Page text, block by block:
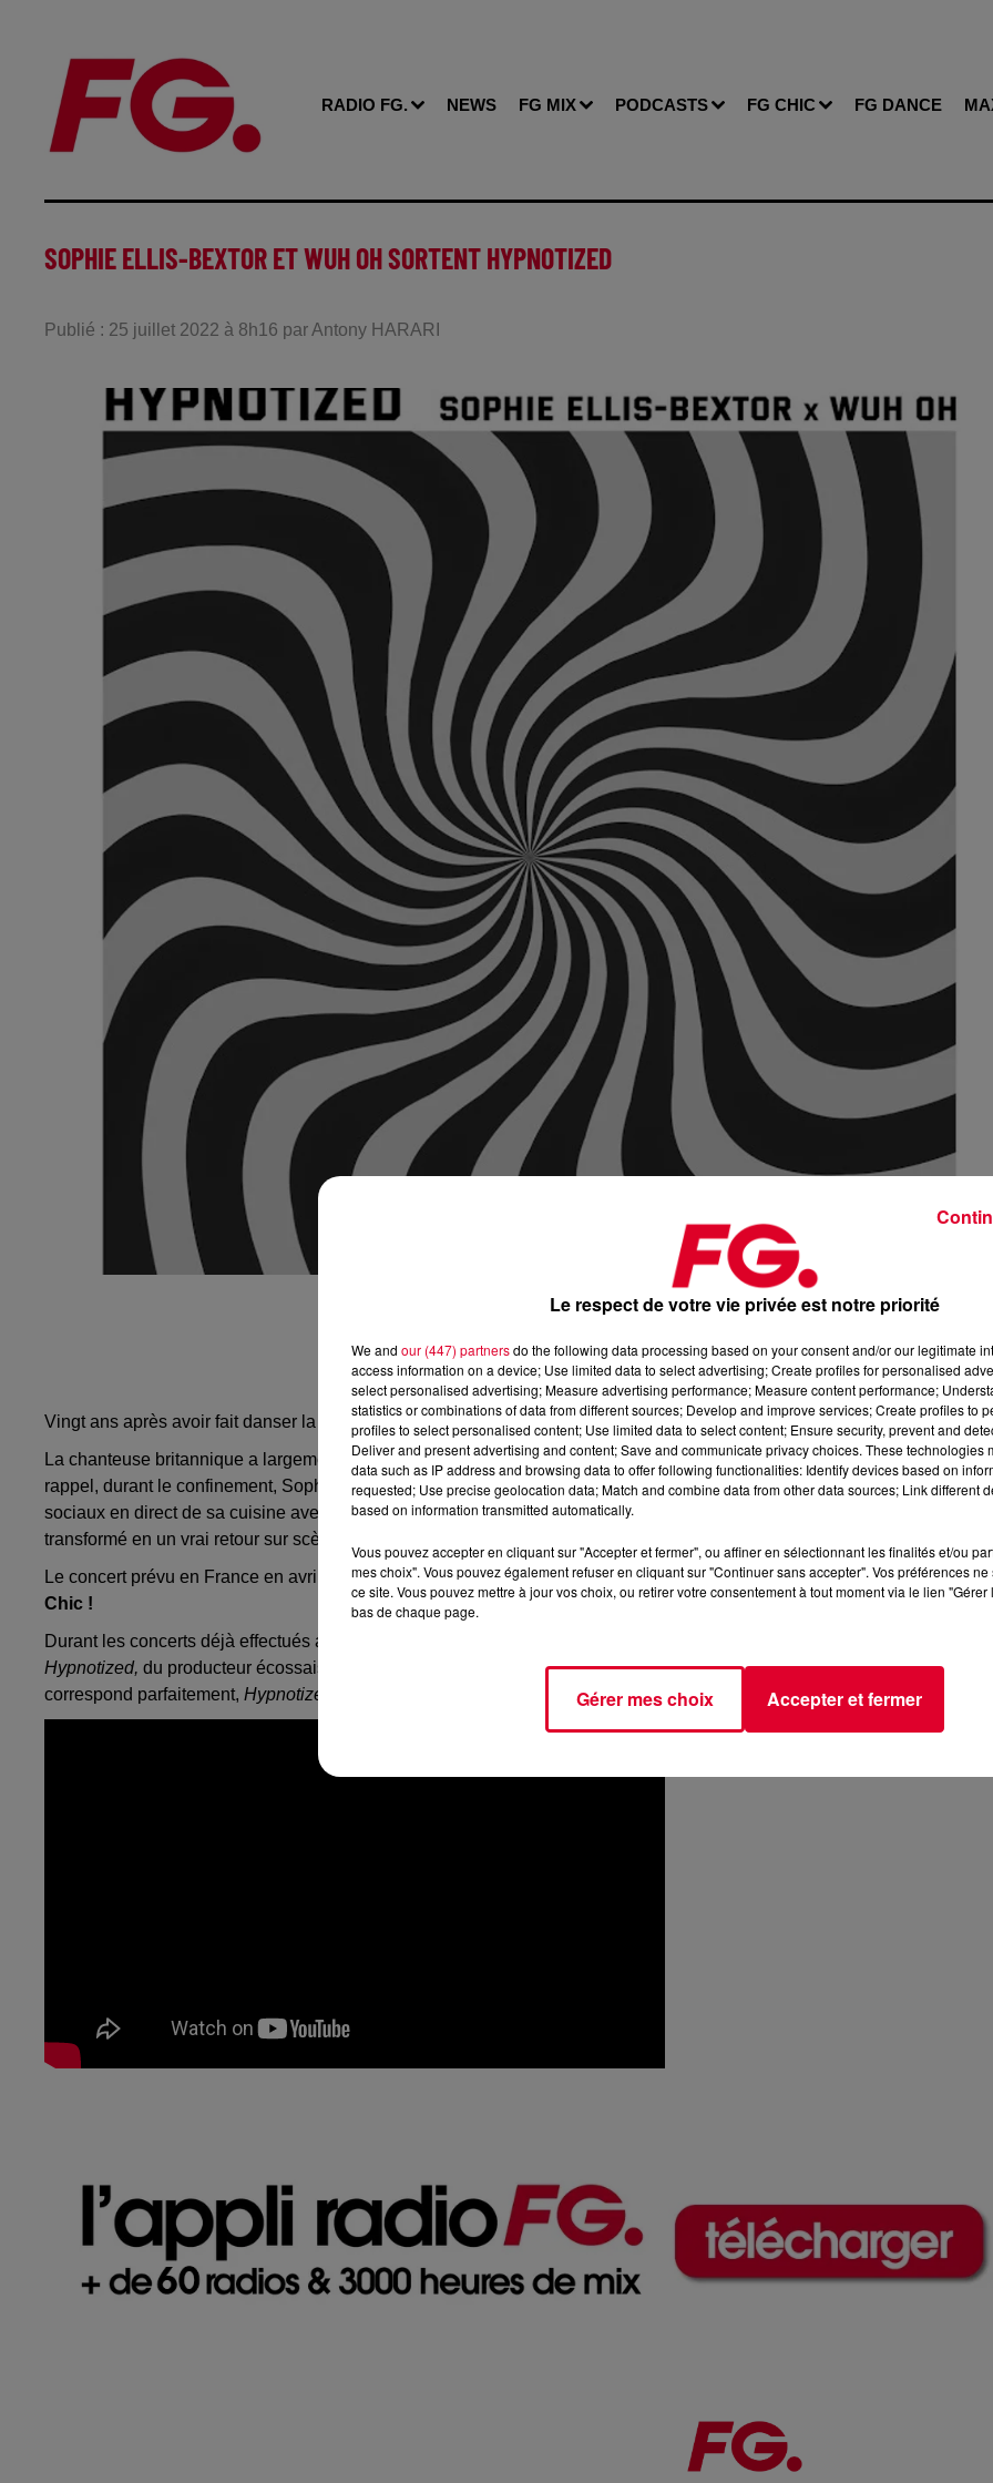
RADIO FG. NEWS FG MIX PODCASTS FG CHIC FG DANCE
SOPHIE ELLIS-BEXTOR ET WUH OH SORTENT HYPNOTIZED
Publié : 25 juillet 2022 à 8h16 par Antony HARARI
Sophie Ellis-Bextor et Wuh Oh -
Crédit : Youtube Officiel Sophie Ellis-
Vingt ans après avoir fait danser la planète avecMurder on the Dancefloor,Sophie Ellis-Bextor est toujours là !
La chanteuse britannique a largement repris le chemin des salles de concerts avec sa tournée Kitchen Disco Tour. Pour
rappel, durant le confinement, Sophie Ellis-Bextor faisait un petit show musical chaque semaine diffusé sur les réseaux
sociaux en direct de sa cuisine avec sa famille. Une fois les restrictions sanitaires tombées, cela s’est rapidement
transformé en un vrai retour sur scène.
Le concert prévu en France en avril dernier a été reporté au28 février 2023 à La Cigale à Paris et en partenariat avec
Chic !
Durant les concerts déjà effectués au Royaume-Uni,
Hypnotized, du producteur écossais
Très efficace, dans le style de productions Dance à l’ancienne qui lui
correspond parfaitement, Hypnotized
Le respect de votre vie privée est notre priorité
We and our (447) partnersdo the following data processing based on your consent and/or our legitimate
access information on a device; Use limited data to select advertising; Create profiles for personalised
select personalised advertising; Measure advertising performance; Measure content performance;
statistics or combinations of data from different sources; Develop and improve services; Create profiles to
profiles to select personalised content; Use limited data to select content; Ensure security, prevent and
Deliver and present advertising and content; Save and communicate privacy choices. These technologies
data such as IP address and browsing data to offer following functionalities: Identify devices based on
requested; Use precise geolocation data; Match and combine data from other data sources; Link different
based on information transmitted automatically.
Vous pouvez accepter en cliquant sur "Accepter et fermer", ou affiner en sélectionnant les finalités et/ou
mes choix". Vous pouvez également refuser en cliquant sur "Continuer sans accepter". Vos préférences
ce site. Vous pouvez mettre à jour vos choix, ou retirer votre consentement à tout moment via le lien
bas de chaque page.
Gérer mes choix Accepter et fermer